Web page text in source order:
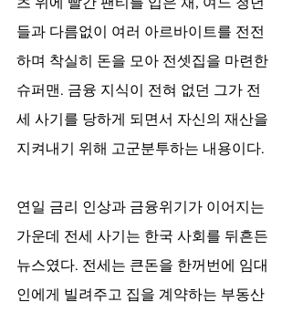
들과 다름없이 여러 아르바이트를 전전
하며 착실히 돈을 모아 전셋집을 마련한
슈퍼맨. 금융 지식이 전혀 없던 그가 전
세 사기를 당하게 되면서 자신의 재산을
지켜내기 위해 고군분투하는 내용이다.
연일 금리 인상과 금융위기가 이어지는
가운데 전세 사기는 한국 사회를 뒤흔든
뉴스였다. 전세는 큰돈을 한꺼번에 임대
인에게 빌려주고 집을 계약하는 부동산